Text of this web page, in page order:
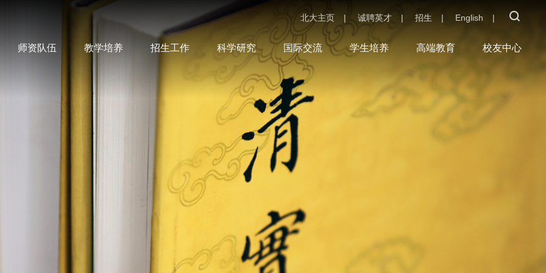
北大主页 | 诚聘英才 | 招生 | English |
师资队伍 教学培养 招生工作 科学研究 国际交流 学生培养 高端教育 校友中心